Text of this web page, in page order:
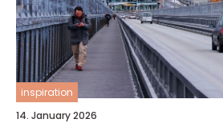
inspiration
14. January 2026